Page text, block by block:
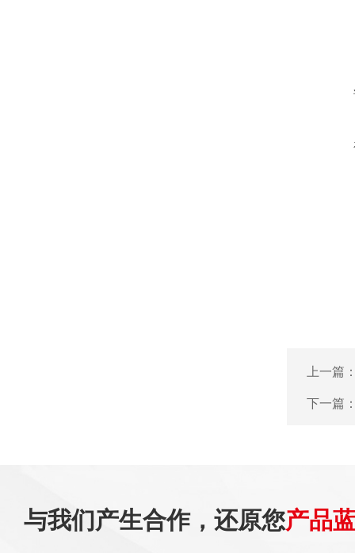
上一篇
下一篇
与我们产生合作，还原您产品